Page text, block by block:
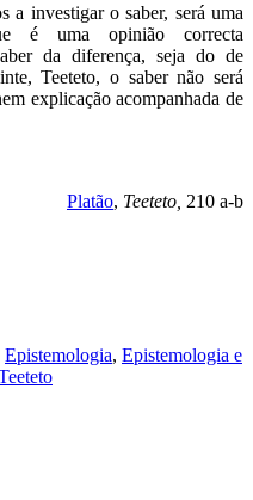
a investigar o saber, será uma
é uma opinião correcta
da diferença, seja do de
Teeteto, o saber não será
explicação acompanhada de
Platão, Teeteto, 210 a-b
Epistemologia, Epistemologia e